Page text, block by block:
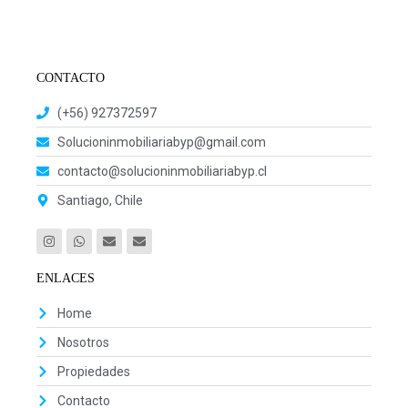
CONTACTO
(+56) 927372597
Solucioninmobiliariabyp@gmail.com
contacto@solucioninmobiliariabyp.cl
Santiago, Chile
ENLACES
Home
Nosotros
Propiedades
Contacto